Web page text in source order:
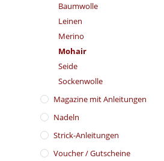
Baumwolle
Leinen
Merino
Mohair
Seide
Sockenwolle
Magazine mit Anleitungen
Nadeln
Strick-Anleitungen
Voucher / Gutscheine